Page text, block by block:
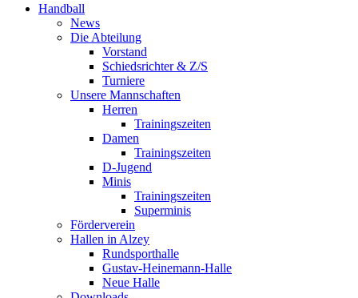
Handball
News
Die Abteilung
Vorstand
Schiedsrichter & Z/S
Turniere
Unsere Mannschaften
Herren
Trainingszeiten
Damen
Trainingszeiten
D-Jugend
Minis
Trainingszeiten
Superminis
Förderverein
Hallen in Alzey
Rundsporthalle
Gustav-Heinemann-Halle
Neue Halle